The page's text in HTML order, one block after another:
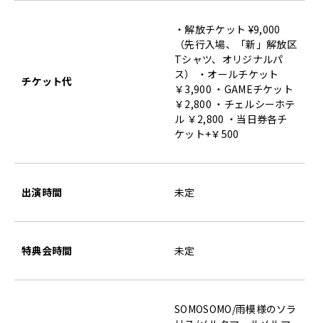
チケット代
・解放チケット ¥9,000
（先行入場、「新」解放区
Tシャツ、オリジナルパ
ス） ・オールチケット
￥3,900 ・GAMEチケット
￥2,800 ・チェルシーホテ
ル ￥2,800 ・当日券各チ
ケット+￥500
出演時間 未定
特典会時間 未定
SOMOSOMO/雨模様のソラ